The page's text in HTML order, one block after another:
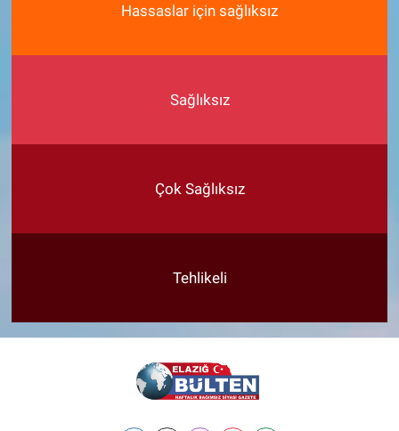
Hassaslar için sağlıksız
Sağlıksız
Çok Sağlıksız
Tehlikeli